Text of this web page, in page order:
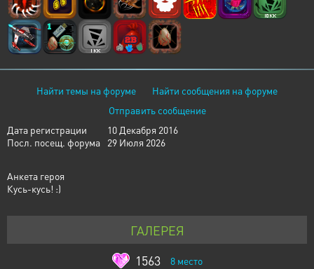
Найти темы на форуме
Найти сообщения на форуме
Отправить сообщение
Дата регистрации
10 Декабря 2016
Посл. посещ. форума
29 Июля 2026
Анкета героя
Кусь-кусь! :)
ГАЛЕРЕЯ
1563
8место